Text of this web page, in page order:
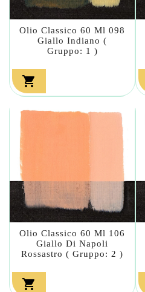
Olio Classico 60 Ml 098
Giallo Indiano (
Gruppo: 1 )

Olio Classico 60 Ml 106
Giallo Di Napoli
Rossastro ( Gruppo: 2 )
